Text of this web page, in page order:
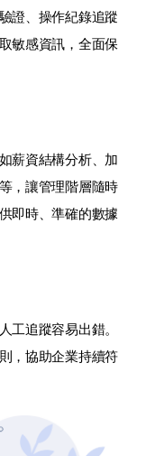
證、操作紀錄追蹤
敏感資訊，全面保
薪資結構分析、加
，讓管理階層隨時
即時、準確的數據
工追蹤容易出錯。
，協助企業持續符